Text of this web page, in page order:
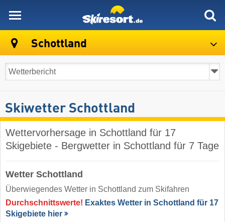
Schottland
Skiwetter Schottland
Wettervorhersage in Schottland für 17
Skigebiete - Bergwetter in Schottland für 7 Tage
Wetter Schottland
Überwiegendes Wetter in Schottland zum Skifahren
Durchschnittswerte! Exaktes Wetter in Schottland für 17
Skigebiete hier